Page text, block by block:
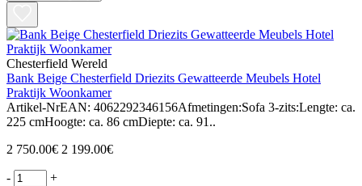
Chesterfield Wereld
Bank Beige Chesterfield Driezits Gewatteerde Meubels Hotel
Praktijk Woonkamer
Artikel-NrEAN: 4062292346156Afmetingen:Sofa 3-zits:Lengte: ca.
225 cmHoogte: ca. 86 cmDiepte: ca. 91..
2 750.00€ 2 199.00€
- +